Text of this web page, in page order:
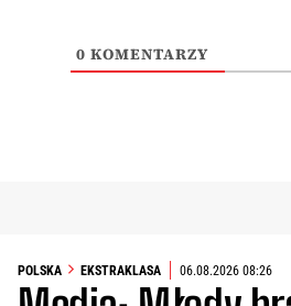
0 KOMENTARZY
POLSKA EKSTRAKLASA 06.08.2026 08:26